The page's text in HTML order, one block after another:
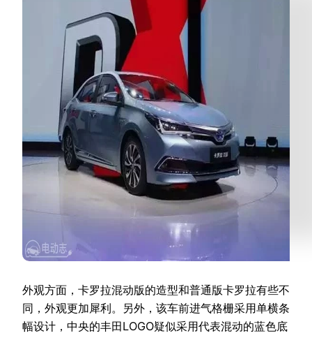
外观方面，卡罗拉混动版的造型和普通版卡罗拉有些不
同，外观更加犀利。另外，该车前进气格栅采用单横条
幅设计，中央的丰田LOGO疑似采用代表混动的蓝色底